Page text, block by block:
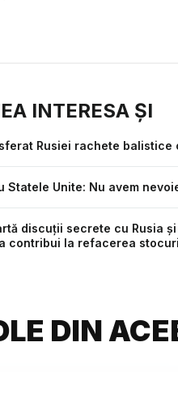
INTERESA ȘI
Rusiei rachete
Statele Unite: Nu avem
discuții secrete cu Rusia
contribui la refacerea
DIN